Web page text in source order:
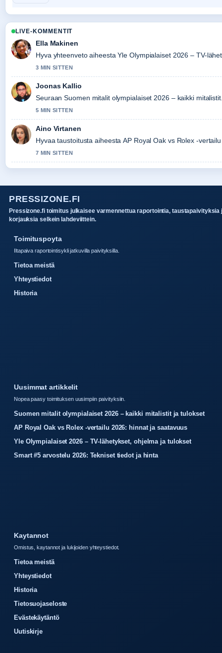
LIVE-KOMMENTIT
Ella Makinen
Hyva yhteenveto aiheesta Yle Olympialaiset 2026 – TV-
3 MIN SITTEN
Joonas Kallio
Seuraan Suomen mitalit olympialaiset 2026 – kaikki
5 MIN SITTEN
Aino Virtanen
Hyvaa taustoitusta aiheesta AP Royal Oak vs Rolex -
7 MIN SITTEN
PRESSIZONE.FI
Pressizone.fi toimitus julkaisee varmennettua raportointia, taustapaivityksia
korjauksia selkein lahdeviittein.
Toimituspoyta
Iltapaiva raportointisykli jatkuvilla paivityksilla.
Tietoa meistä
Yhteystiedot
Historia
Uusimmat artikkelit
Nopea paasy toimituksen uusimpiin paivityksiin.
Suomen mitalit olympialaiset 2026 – kaikki mitalistit ja tulokset
AP Royal Oak vs Rolex -vertailu 2026: hinnat ja saatavuus
Yle Olympialaiset 2026 – TV-lähetykset, ohjelma ja tulokset
Smart #5 arvostelu 2026: Tekniset tiedot ja hinta
Kaytannot
Omistus, kaytannot ja lukijoiden yhteystiedot.
Tietoa meistä
Yhteystiedot
Historia
Tietosuojaseloste
Evästekäytäntö
Uutiskirje